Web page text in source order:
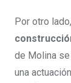
Por otro
de Molina
una